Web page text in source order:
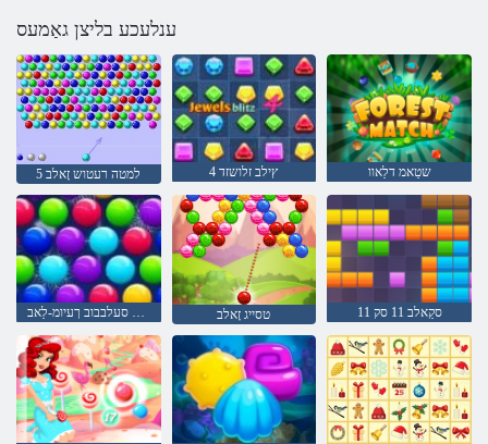
ענלעכע בליצן גאַמעס
5 למטה רעטוש זָאלב 4 ץילב זלושזד שטַאמ דלַאוו
ןַאשידַא סַאמסק סעלבבוב ךעיומ-לַאב טסייג זָאלב סקַאלב 11 סק 11